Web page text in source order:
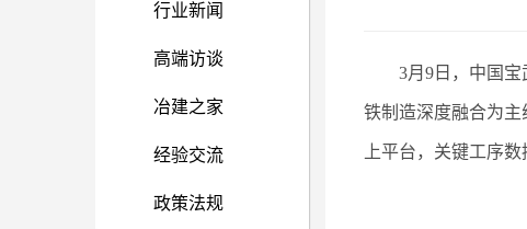
行业新闻
高端访谈
冶建之家
经验交流
政策法规
3月9日，中国
铁制造深度融合为主
上平台，关键工序